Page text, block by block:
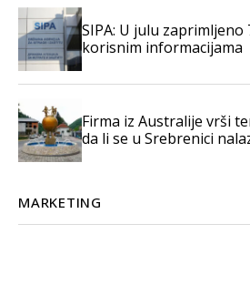
SIPA: U julu zaprimljeno
korisnim informacijama
Firma iz Australije vrši
da li se u Srebrenici
MARKETING